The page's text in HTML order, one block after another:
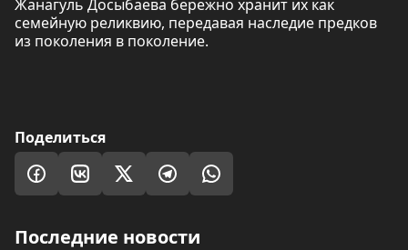
Жанагуль Досыбаева бережно хранит их как
семейную реликвию, передавая наследие предков
из поколения в поколение.
Поделиться
Последние новости